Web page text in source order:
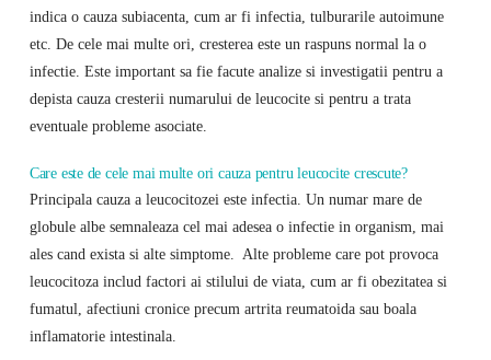
indica o cauza subiacenta, cum ar fi infectia, tulburarile autoimune
etc. De cele mai multe ori, cresterea este un raspuns normal la o
infectie. Este important sa fie facute analize si investigatii pentru a
depista cauza cresterii numarului de leucocite si pentru a trata
eventuale probleme asociate.
Care este de cele mai multe ori cauza pentru leucocite crescute?
Principala cauza a leucocitozei este infectia. Un numar mare de
globule albe semnaleaza cel mai adesea o infectie in organism, mai
ales cand exista si alte simptome. ‌ Alte probleme care pot provoca
leucocitoza includ factori ai stilului de viata, cum ar fi obezitatea si
fumatul, afectiuni cronice precum artrita reumatoida sau boala
inflamatorie intestinala.